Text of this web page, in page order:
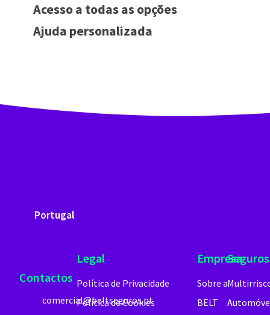
Acesso a todas as opções
Ajuda personalizada
Portugal
Seguros
Empresa
Sobre a
BELT
Legal
Política de Privacidade
Política de Cookies
Contactos
comercial@beltseguros.pt